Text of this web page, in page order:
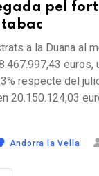
pel fort
tabac
a la Duana al
euros,
respecte del
20.150.124,03
Andorra la Vella